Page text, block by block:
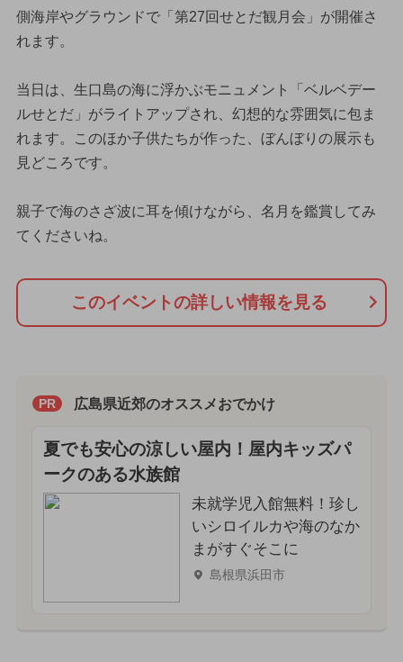
側海岸やグラウンドで「第27回せとだ観月会」が開催さ
れます。
当日は、生口島の海に浮かぶモニュメント「ベルベデー
ルせとだ」がライトアップされ、幻想的な雰囲気に包ま
れます。このほか子供たちが作った、ぼんぼりの展示も
見どころです。
親子で海のさざ波に耳を傾けながら、名月を鑑賞してみ
てくださいね。
このイベントの詳しい情報を見る
PR 広島県近郊のオススメおでかけ
夏でも安心の涼しい屋内！屋内キッズパ
ークのある水族館
未就学児入館無料！珍し
いシロイルカや海のなか
まがすぐそこに
島根県浜田市